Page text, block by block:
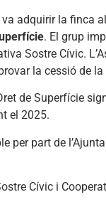
va adquirir la finca
. El grup
Sostre Cívic.
la cessió de
de Superfície
el 2025.
per part de
Cívic i